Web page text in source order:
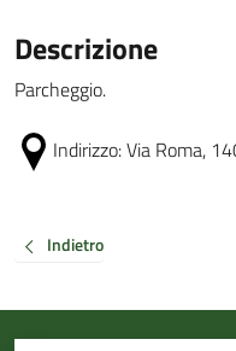
Descrizione
Parcheggio.
Indirizzo:Via Roma,
Indietro